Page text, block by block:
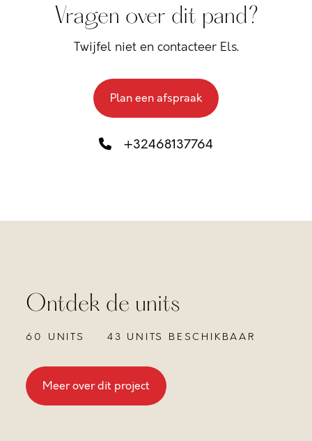
Vragen over dit pand?
Twijfel niet en contacteer Els.
Plan een afspraak
+32468137764
Ontdek de units
60 UNITS 43 UNITS BESCHIKBAAR
Meer over dit project